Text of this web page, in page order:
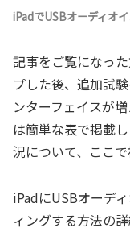
iPadでUSBオーディオ
記事をご覧になっ
プした後、追加試
ンターフェイスが
は簡単な表で掲載
況について、ここで
iPadにUSBオーデ
ィングする方法の